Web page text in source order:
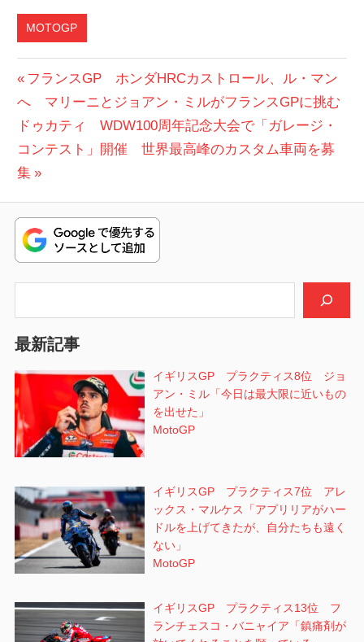
MOTOGP
投
稿
ナ
ビ
ゲ
ー
ン
前
の
投
稿:
フランスGP ホンダHRCカストロール、ル・マン
へ マリーニとジョアン・ミルがフランスGPに挑む
次
の
投
ドゥカティ WDW100周年記念大会で「ガレージ・
コンテスト」開催 世界最高峰のカスタム車両を募
集
最新記事
イギリスGP プラクティス8位 ジョ
アン・ミル「今日は最大限に近いもの
を出せた」
MotoGP
イギリスGP プラクティス7位 アレ
ックス・マルケス「アプリリアがハー
ドルを上げてきたが、自分たちも遠く
ない」
MotoGP
イギリスGP プラクティス13位 フ
ランチェスコ・バニャイア「鎮痛剤が